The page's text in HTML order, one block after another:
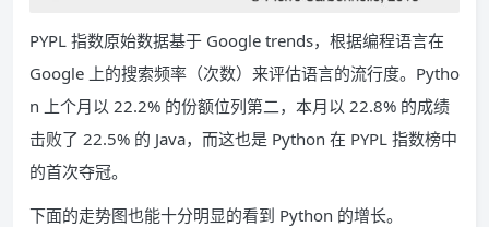
PYPL 指数原始数据基于 Google trends，根据编程语言在
Google 上的搜索频率（次数）来评估语言的流行度。Pytho
n 上个月以 22.2% 的份额位列第二，本月以 22.8% 的成绩
击败了 22.5% 的 Java，而这也是 Python 在 PYPL 指数榜中
的首次夺冠。
下面的走势图也能十分明显的看到 Python 的增长。